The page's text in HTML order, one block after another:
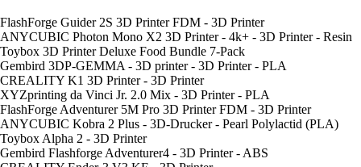
FlashForge Guider 2S 3D Printer FDM - 3D Printer
ANYCUBIC Photon Mono X2 3D Printer - 4k+ - 3D Printer - Resin
Toybox 3D Printer Deluxe Food Bundle 7-Pack
Gembird 3DP-GEMMA - 3D printer - 3D Printer - PLA
CREALITY K1 3D Printer - 3D Printer
XYZprinting da Vinci Jr. 2.0 Mix - 3D Printer - PLA
FlashForge Adventurer 5M Pro 3D Printer FDM - 3D Printer
ANYCUBIC Kobra 2 Plus - 3D-Drucker - Pearl Polylactid (PLA)
Toybox Alpha 2 - 3D Printer
Gembird Flashforge Adventurer4 - 3D Printer - ABS